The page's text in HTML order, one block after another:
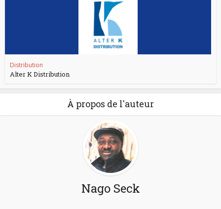
Distribution
Alter K Distribution
À propos de l'auteur
Nago Seck